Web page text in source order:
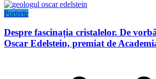
Portrete
Despre fascinația cristalelor. De
Oscar Edelstein, premiat de